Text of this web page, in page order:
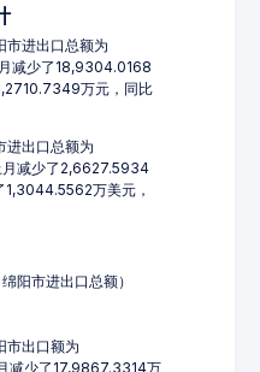
市进出口总额为
减少了18,9304.0168
万元，同比
进出口总额为
月减少了2,6627.5934
1,3044.5562万美元，
阳市进出口总额）
市出口额为
减少了17,9867.3314万